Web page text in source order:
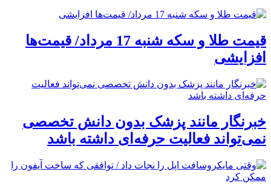
قیمت طلا و سکه شنبه 17 مرداد/ قیمت‌ها
افزایشی
خبرنگار مانند پزشک بدون دانش تخصصی
نمی‌تواند فعالیت حرفه‌ای داشته باشد